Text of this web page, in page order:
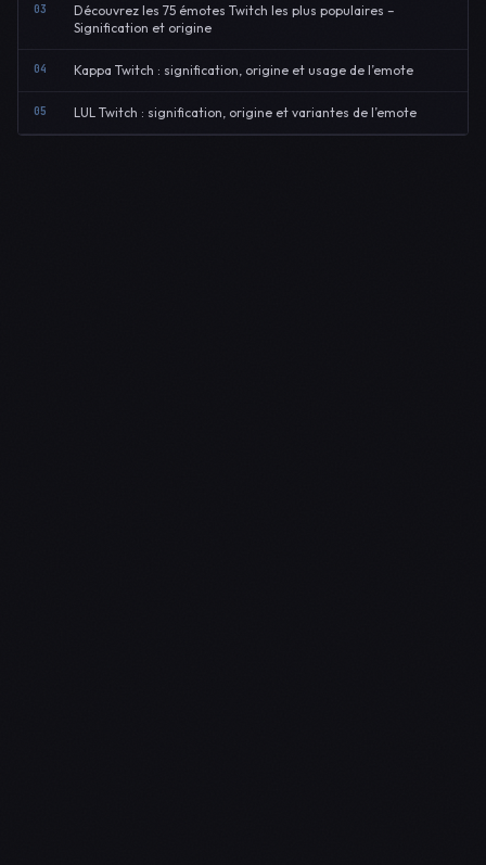
03
Découvrez les 75 émotes Twitch les plus populaires –
Signification et origine
04 Kappa Twitch : signification, origine et usage de l’emote
05 LUL Twitch : signification, origine et variantes de l’emote